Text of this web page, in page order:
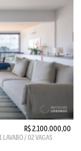
R$ 2.100.000,00
/ 02 VAGAS